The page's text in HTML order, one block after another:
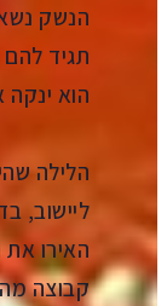
הנשק
תגיד
הוא
הלילה
ליישוב,
האירו
קבוצה